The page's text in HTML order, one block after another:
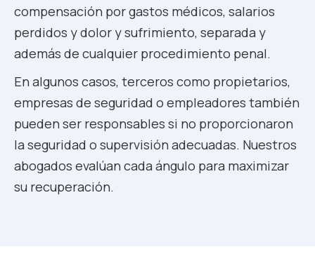
compensación por gastos médicos, salarios
perdidos y dolor y sufrimiento, separada y
además de cualquier procedimiento penal.
En algunos casos, terceros como propietarios,
empresas de seguridad o empleadores también
pueden ser responsables si no proporcionaron
la seguridad o supervisión adecuadas. Nuestros
abogados evalúan cada ángulo para maximizar
su recuperación.